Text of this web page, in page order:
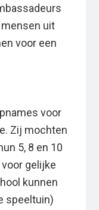
uit
voor een
voor
Zij mochten
5, 8 en 10
gelijke
kunnen
speeltuin)